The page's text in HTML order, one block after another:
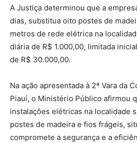
A Justiça determinou que a
dias, substitua oito postes de
metros de rede elétrica na
diária de R$ 1.000,00, limitada
de R$ 30.000,00.
Na ação apresentada à 2ª Vara da
Piauí, o Ministério Público afirmou
instalações elétricas na localidade
postes de madeira e fios frágeis,
compromete a segurança e a